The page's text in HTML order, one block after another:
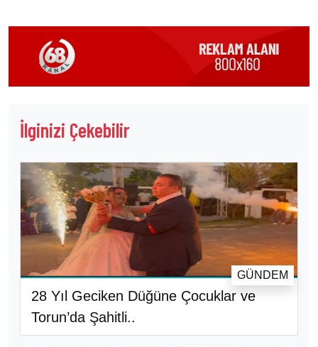
İlginizi Çekebilir
28 Yıl Geciken Düğüne Çocuklar ve
Torun’da Şahitli..
GÜNDEM